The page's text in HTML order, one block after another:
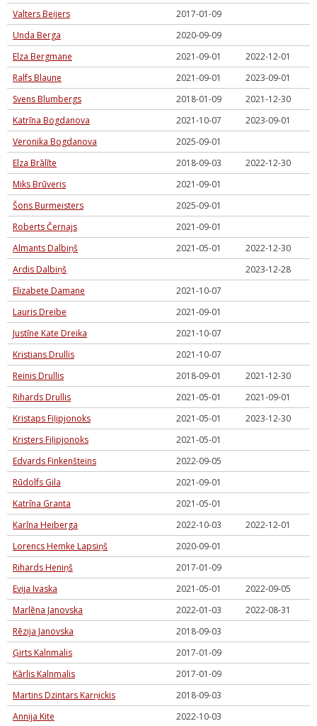
Valters Beijers
2017-01-09
Unda Berga
2020-09-09
Elza Bergmane
2021-09-01
2022-12-01
Ralfs Blaune
2021-09-01
2023-09-01
Svens Blumbergs
2018-01-09
2021-12-30
Katrīna Bogdanova
2021-10-07
2023-09-01
Veronika Bogdanova
2025-09-01
Elza Brālīte
2018-09-03
2022-12-30
Miks Brūveris
2021-09-01
Šons Burmeisters
2025-09-01
Roberts Černajs
2021-09-01
Almants Dalbiņš
2021-05-01
2022-12-30
Ardis Dalbiņš
2023-12-28
Elizabete Damane
2021-10-07
Lauris Dreibe
2021-09-01
Justīne Kate Dreika
2021-10-07
Kristians Drullis
2021-10-07
Reinis Drullis
2018-09-01
2021-12-30
Rihards Drullis
2021-05-01
2021-09-01
Kristaps Fiļipjonoks
2021-05-01
2023-12-30
Kristers Fiļipjonoks
2021-05-01
Edvards Finkenšteins
2022-09-05
Rūdolfs Gila
2021-09-01
Katrīna Granta
2021-05-01
Karīna Heiberga
2022-10-03
2022-12-01
Lorencs Hemke Lapsiņš
2020-09-01
Rihards Heniņš
2017-01-09
Evija Ivaska
2021-05-01
2022-09-05
Marlēna Janovska
2022-01-03
2022-08-31
Rēzija Janovska
2018-09-03
Ģirts Kalnmalis
2017-01-09
Kārlis Kalnmalis
2017-01-09
Martins Dzintars Karņickis
2018-09-03
Annija Kite
2022-10-03